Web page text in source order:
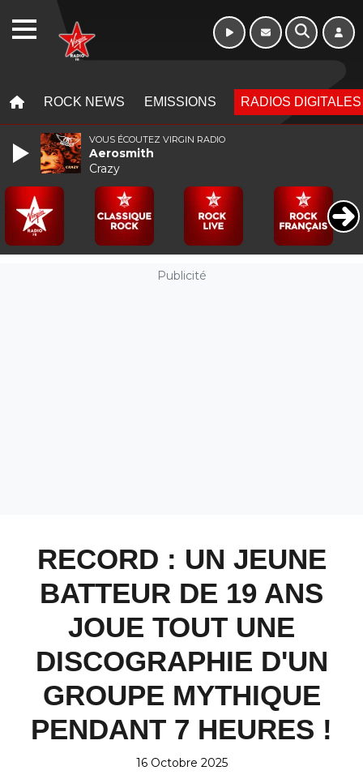
ROCK NEWS EMISSIONS RADIOS DIGITALES
Publicité
RECORD : UN JEUNE
BATTEUR DE 19 ANS
JOUE TOUT UNE
DISCOGRAPHIE D'UN
GROUPE MYTHIQUE
PENDANT 7 HEURES !
16 Octobre 2025
VOUS ÉCOUTEZ VIRGIN RADIO
Aerosmith
Crazy
WEBRADIO Week-end de 06h
à 12h